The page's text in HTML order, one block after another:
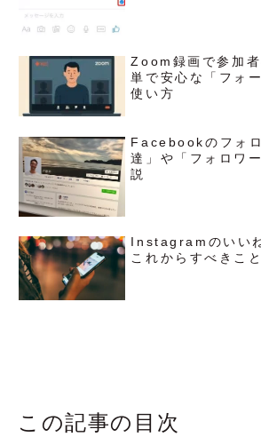
Zoom録画で参加
単で安心な「フォ
使い方
Facebookのフォ
達」や「フォロワ
説
Instagramのいい
これからすべきこ
この記事の目次